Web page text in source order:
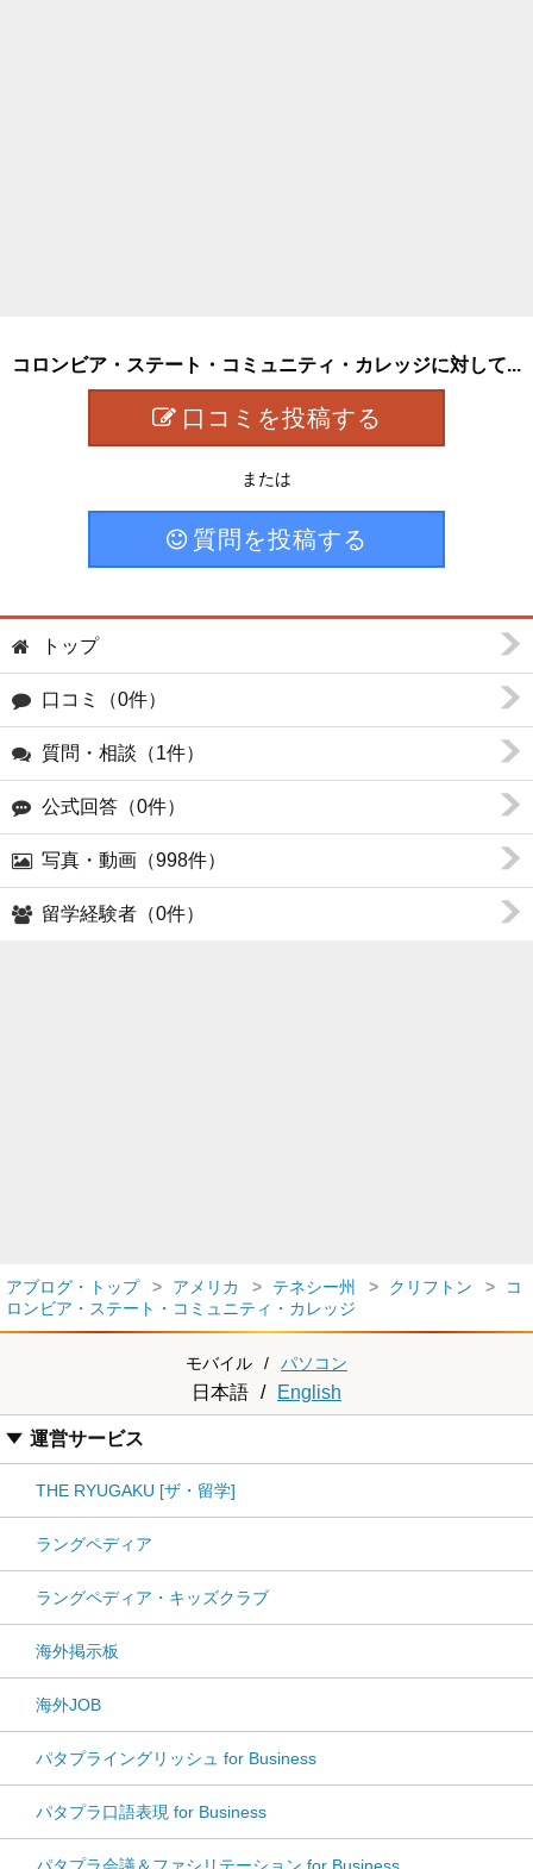
コロンビア・ステート・コミュニティ・カレッジに対して...
口コミを投稿する
または
質問を投稿する
トップ
口コミ（0件）
質問・相談（1件）
公式回答（0件）
写真・動画（998件）
留学経験者（0件）
アブログ・トップ アメリカ テネシー州 クリフトン
コ
ロンビア・ステート・コミュニティ・カレッジ
モバイル / パソコン
日本語 / English
運営サービス
THE RYUGAKU [ザ・留学]
ラングペディア
ラングペディア・キッズクラブ
海外掲示板
海外JOB
パタプライングリッシュ for Business
パタプラ口語表現 for Business